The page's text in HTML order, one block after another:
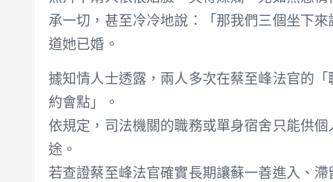
承一切，甚至冷冷地說：「那我們三個坐下
道她已婚。
據知情人士透露，兩人多次在蔡至峰法官的
約會點」。
依規定，司法機關的職務或單身宿舍只能供
途。
若查證蔡至峰法官確實長期讓蘇一善進入、